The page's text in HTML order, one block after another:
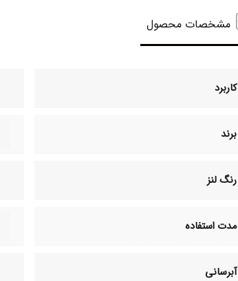
مشخصات محصول
کاربرد
برند
رنگ لنز
مدت استفاده
آبرسانی